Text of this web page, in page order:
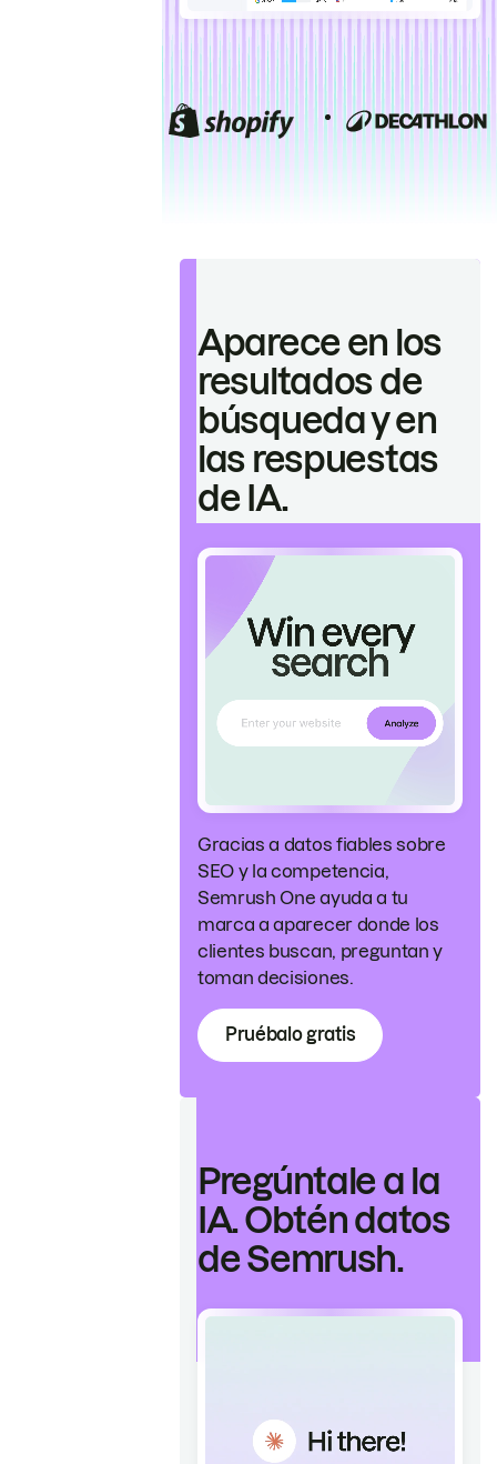
Aparece en los
resultados de
búsqueda y en
las respuestas
de IA.
Gracias a datos fiables sobre
SEO y la competencia,
Semrush One ayuda a tu
marca a aparecer donde los
clientes buscan, preguntan y
toman decisiones.
Pruébalo gratis
Pregúntale a la
IA. Obtén datos
de Semrush.